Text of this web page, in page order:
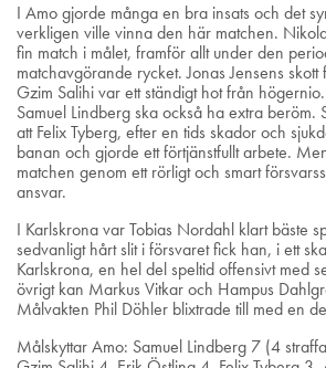
I Amo gjorde många en bra insats och det
verkligen ville vinna den här matchen.
fin match i målet, framför allt under den
matchavgörande rycket. Jonas Jensens
Gzim Salihi var ett ständigt hot från
Samuel Lindberg ska också ha extra beröm.
att Felix Tyberg, efter en tids skador och
banan och gjorde ett förtjänstfullt arbete.
matchen genom ett rörligt och smart
ansvar.
I Karlskrona var Tobias Nordahl klart bäste
sedvanligt hårt slit i försvaret fick han, i ett
Karlskrona, en hel del speltid offensivt med
övrigt kan Markus Vitkar och Hampus
Målvakten Phil Döhler blixtrade till med en
Målskyttar Amo: Samuel Lindberg 7 (4